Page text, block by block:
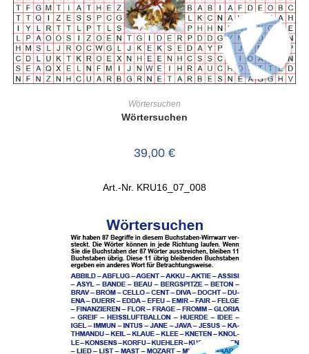
Wörtersuchen
Wörtersuchen
39,00 €
Art.-Nr. KRU16_07_008